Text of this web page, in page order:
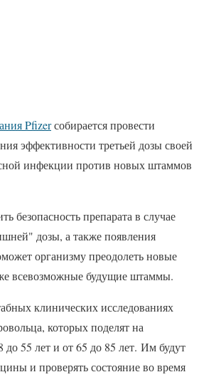
Pfizerсобирается провести
эффективности третьей дозы своей
инфекции против новых штаммов
безопасность препарата в случае
дозы, а также появления
организму преодолеть новые
всевозможные будущие штаммы.
клинических исследованиях
которых поделят на
до 55 лет и от 65 до 85 лет. Им будут
и проверять состояние во время